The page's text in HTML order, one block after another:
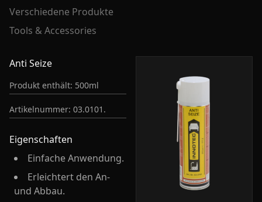
Verschiedene Produkte
Tools & Accessories
Anti Seize
Produkt enthält: 500ml
Artikelnummer: 03.0101.
Eigenschaften
Einfache Anwendung.
Erleichtert den An-
und Abbau.